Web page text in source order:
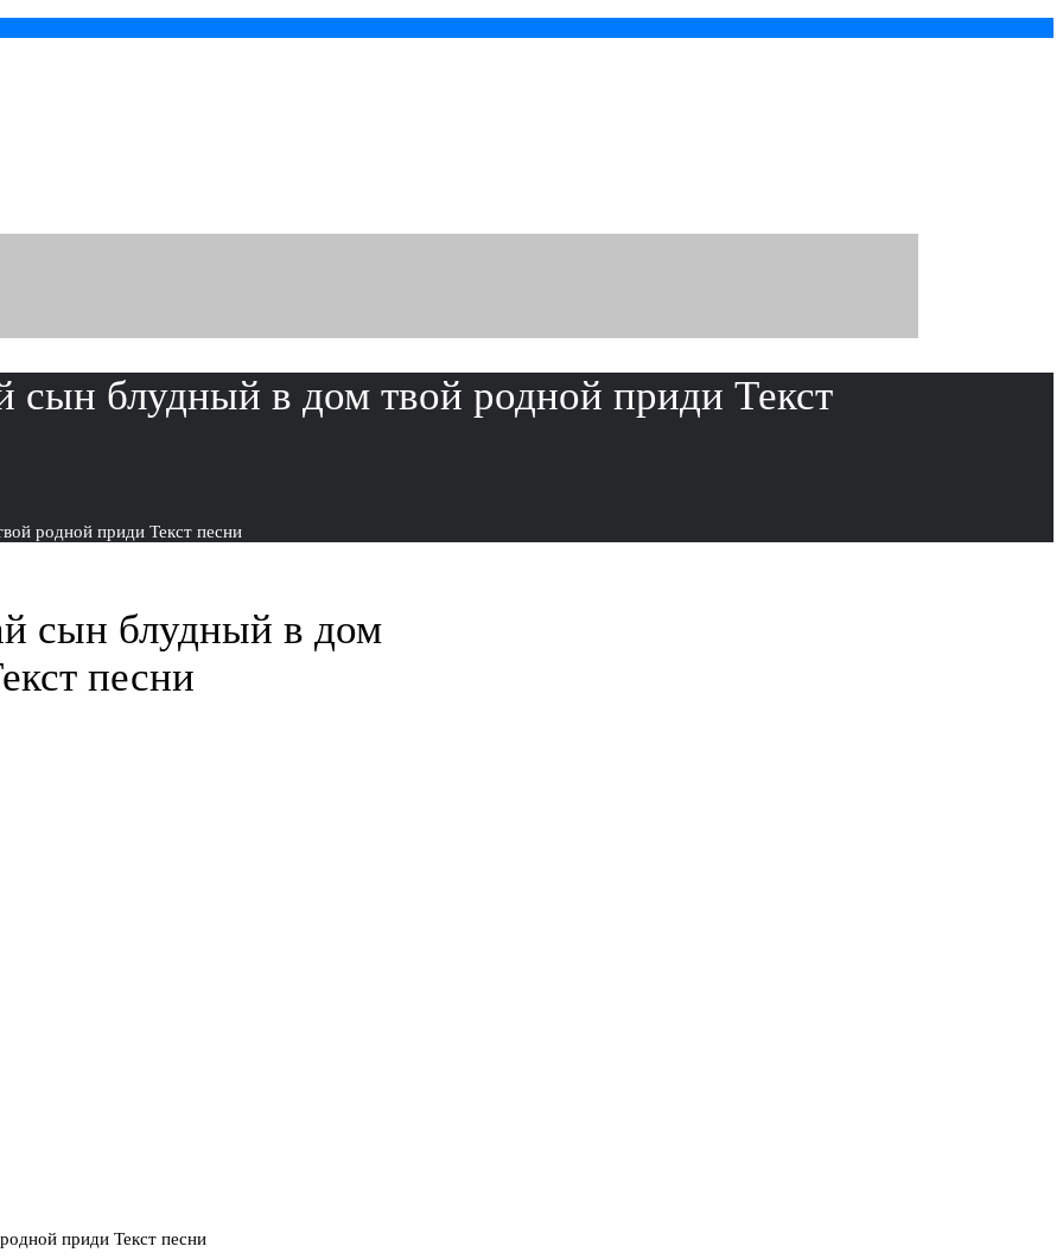
сын блудный в дом твой родной приди Текст
родной приди Текст песни
сын блудный в дом
песни
приди Текст песни